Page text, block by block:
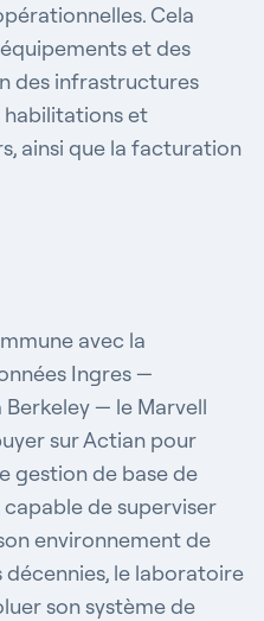
Cela
et des
des infrastructures
habilitations et
ainsi que la facturation
avec la
Ingres —
— le Marvell
sur Actian pour
gestion de base de
de superviser
environnement de
le laboratoire
son système de